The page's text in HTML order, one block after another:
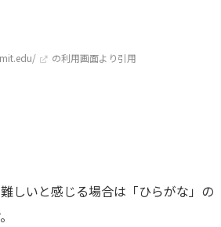
の利用画面より引用
しいと感じる場合は「ひらがな」の